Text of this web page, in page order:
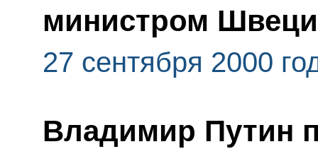
министром
27 сентября 2000
Владимир Путин